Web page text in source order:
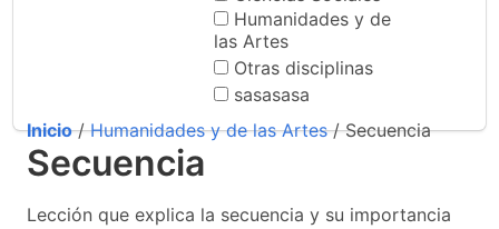
Humanidades y de
las Artes
Otras disciplinas
sasasasa
Inicio/Humanidades y de las Artes/ Secuencia
Secuencia
Lección que explica la secuencia y su importancia